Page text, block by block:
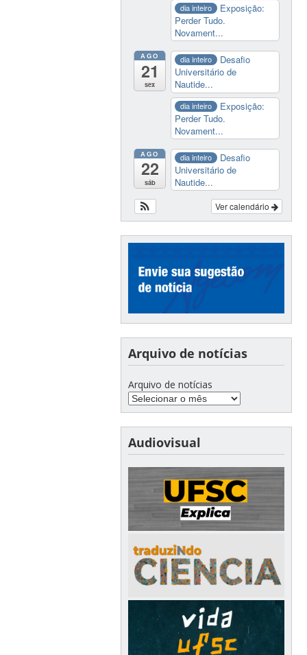
dia inteiro
Exposição:
Perder Tudo.
Novament...
AGO
21
sex
dia inteiro
Desafio
Universitário de
Nautide...
dia inteiro
Exposição:
Perder Tudo.
Novament...
AGO
22
sáb
dia inteiro
Desafio
Universitário de
Nautide...
Ver calendário
Arquivo de notícias
Arquivo de notícias
Audiovisual